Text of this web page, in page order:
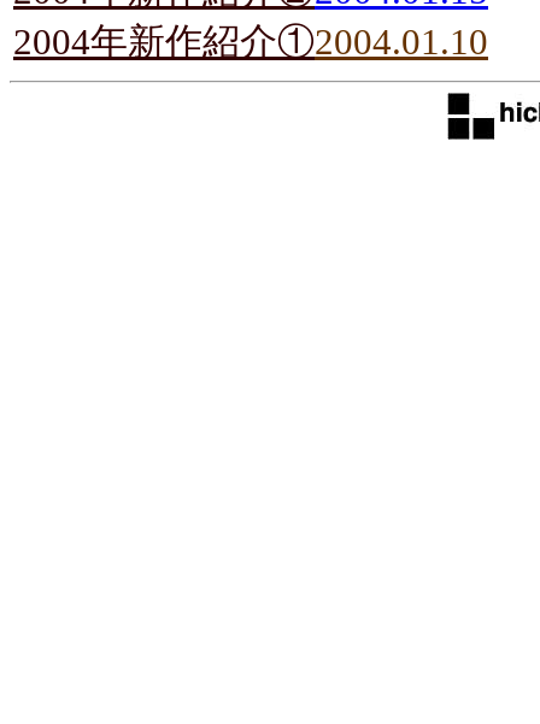
2004年新作紹介①2004.01.10